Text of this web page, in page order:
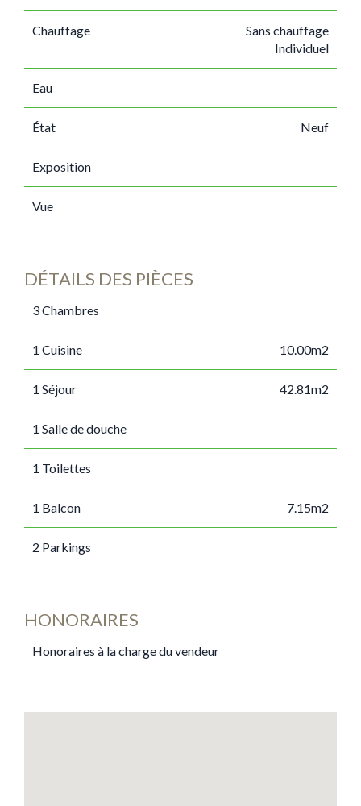
Chauffage
Sans chauffage
Individuel
Eau
État Neuf
Exposition
Vue
DÉTAILS DES PIÈCES
3 Chambres
1 Cuisine 10.00m2
1 Séjour 42.81m2
1 Salle de douche
1 Toilettes
1 Balcon 7.15m2
2 Parkings
HONORAIRES
Honoraires à la charge du vendeur